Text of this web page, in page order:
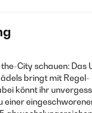
City schauen: Das
bringt mit
könnt ihr
einer